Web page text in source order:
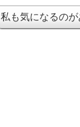
私も気になるのが